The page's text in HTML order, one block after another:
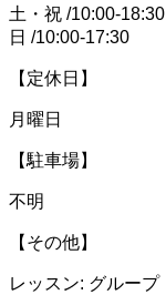
土・祝 /10:00-18:30
日 /10:00-17:30
【定休日】
月曜日
【駐車場】
不明
【その他】
レッスン: グループ